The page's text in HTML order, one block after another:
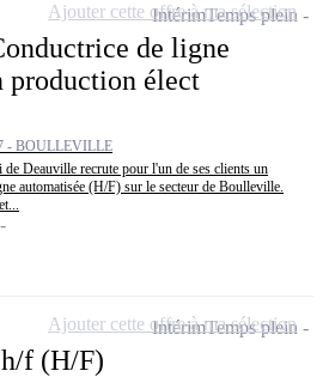
de ligne
production élect
- BOULLEVILLE
Deauville recrute pour l'un de ses clients un
automatisée (H/F) sur le secteur de Boulleville.
IntérimTemps plein
Ajouter cette offre à ma sélection
f (H/F)
IntérimTemps plein
Ajouter cette offre à ma sélection